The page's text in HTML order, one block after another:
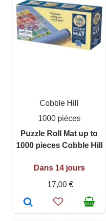
Cobble Hill
1000 pièces
Puzzle Roll Mat up to
1000 pieces Cobble Hill
Dans 14 jours
17,00 €